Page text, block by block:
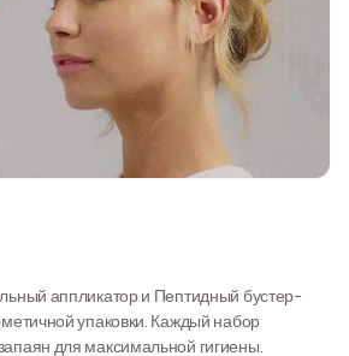
аппликатор и Пептидный бустер-
упаковки. Каждый набор
для максимальной гигиены.